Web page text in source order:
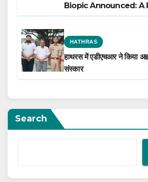
Biopic Announced: A
HATHRAS
हाथरस में एडीएचआर ने किया
संस्कार
Search